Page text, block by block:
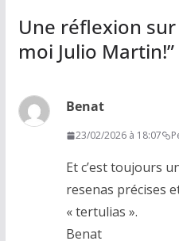
Une réflexion sur
moi Julio Martin!”
Benat
23/02/2026 à 18:07
Et c’est toujours
resenas précises
« tertulias ».
Benat